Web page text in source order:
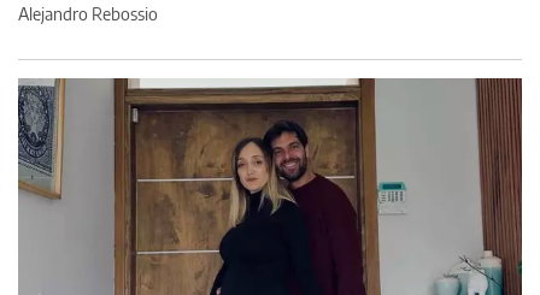
Alejandro Rebossio